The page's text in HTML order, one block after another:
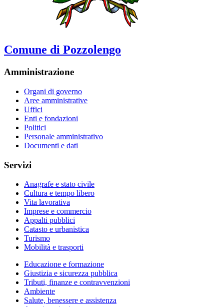
Comune di Pozzolengo
Amministrazione
Organi di governo
Aree amministrative
Uffici
Enti e fondazioni
Politici
Personale amministrativo
Documenti e dati
Servizi
Anagrafe e stato civile
Cultura e tempo libero
Vita lavorativa
Imprese e commercio
Appalti pubblici
Catasto e urbanistica
Turismo
Mobilità e trasporti
Educazione e formazione
Giustizia e sicurezza pubblica
Tributi, finanze e contravvenzioni
Ambiente
Salute, benessere e assistenza